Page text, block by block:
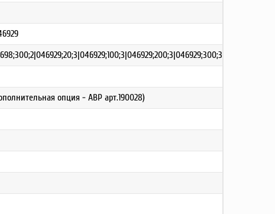
опция - АВР арт.190028)